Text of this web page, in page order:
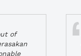
of